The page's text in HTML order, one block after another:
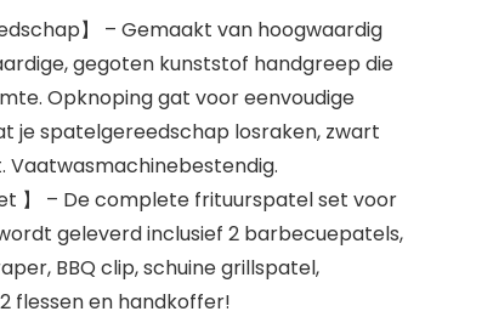
】 – Gemaakt van hoogwaardig
gegoten kunststof handgreep die
Opknoping gat voor eenvoudige
je spatelgereedschap losraken, zwart
Vaatwasmachinebestendig.
】 – De complete frituurspatel set voor
geleverd inclusief 2 barbecuepatels,
BBQ clip, schuine grillspatel,
flessen en handkoffer!